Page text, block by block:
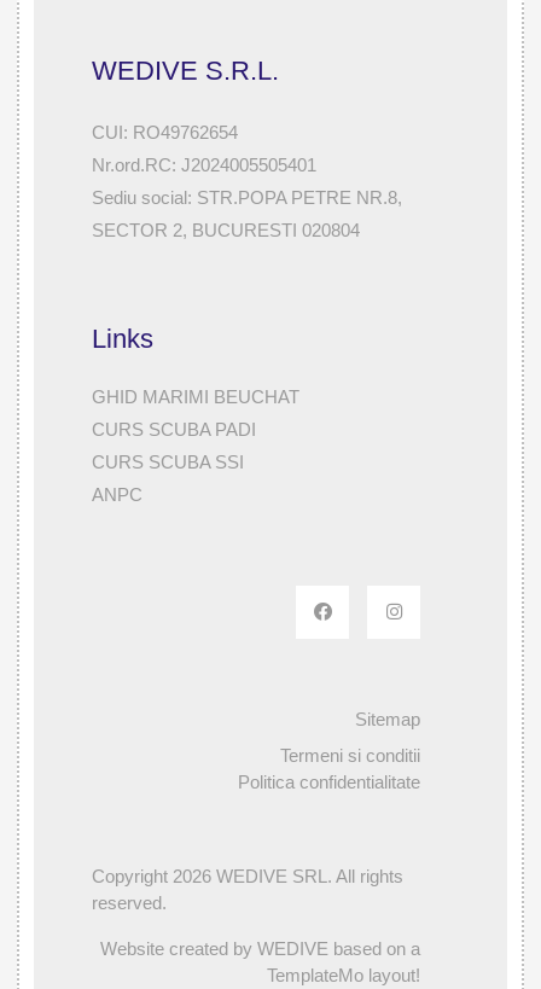
WEDIVE S.R.L.
CUI: RO49762654
Nr.ord.RC: J2024005505401
Sediu social: STR.POPA PETRE NR.8,
SECTOR 2, BUCURESTI 020804
Links
GHID MARIMI BEUCHAT
CURS SCUBA PADI
CURS SCUBA SSI
ANPC
Sitemap
Termeni si conditii
Politica confidentialitate
Copyright 2026 WEDIVE SRL. All rights
reserved.
Website created by WEDIVE based on a
TemplateMo layout!